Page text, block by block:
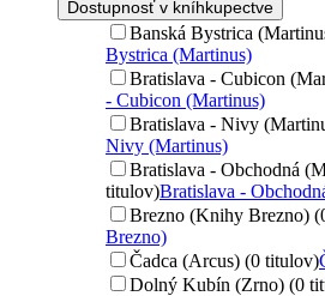
Dostupnosť v kníhkupectve
Banská Bystrica
Bystrica (Martinus)
Bratislava - Cubicon
- Cubicon (Martinus)
Bratislava - Nivy
Nivy (Martinus)
Bratislava - Obchodná
titulov)Bratislava -
Brezno (Knihy Brezno)
Brezno)
Čadca (Arcus) (0 titulov)
Dolný Kubín (Zrno) (0